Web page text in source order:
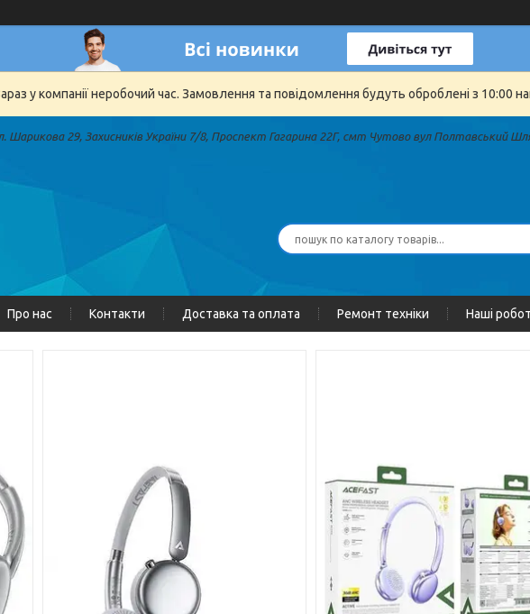
у компанії неробочий час. Замовлення та повідомлення будуть оброблені з 10:00
Шарикова 29, Захисників України 7/8, Проспект Гагарина 22Г, смт Чутово вул Полтавський
Про нас Контакти Доставка та оплата Ремонт техніки Наші